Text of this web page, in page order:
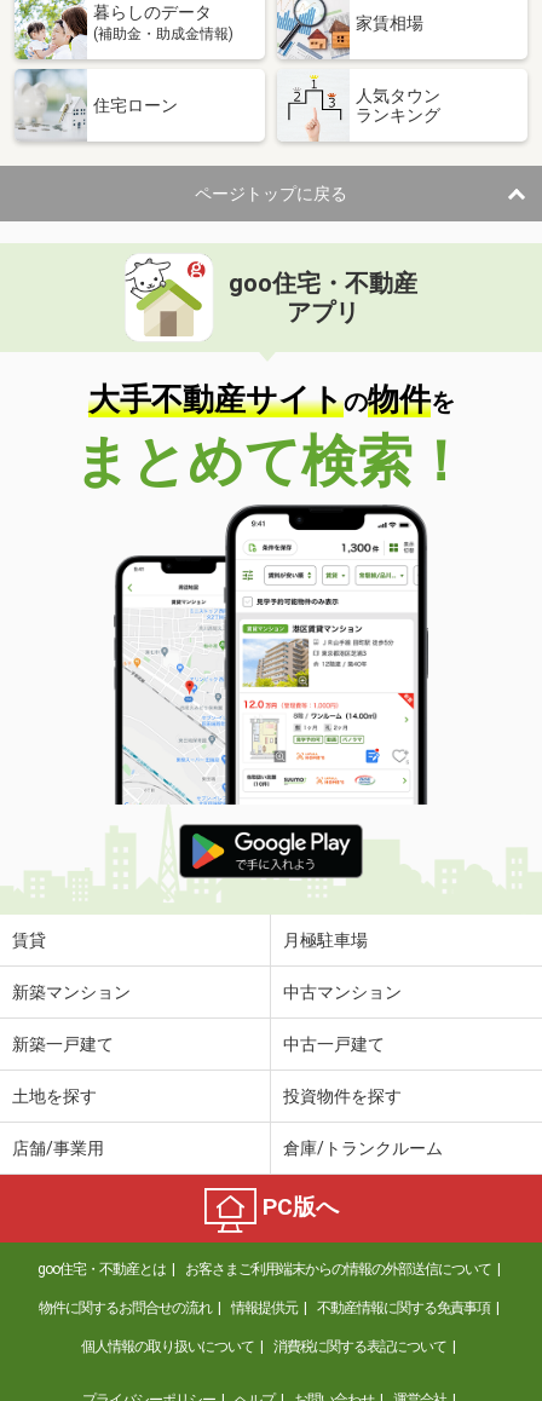
間取り
佐賀県鳥栖市蔵上１
住 所
佐賀県鳥栖市蔵上１
専有面積 51.61m²
間取り
2LDK
佐賀県鳥栖市蔵上町
価 格
住 所
佐賀県鳥栖市蔵上町
専有面積 30.72m²
間取り
1K
佐賀県佐賀市兵庫南１
価 格
7.10万円
佐賀県佐賀市兵庫南１
67.15m²
間取り
3DK
佐賀県鳥栖市古賀町
価 格
5.70万円
住 所
佐賀県鳥栖市古賀町
専有面積 43.19m²
間取り
1LDK
佐賀県鳥栖市古賀町
価 格
10.20万円
住 所
佐賀県鳥栖市古賀町
専有面積
佐賀県鳥栖市あさひ新町
3.80万円
佐賀県鳥栖市古賀町
5.40万円
住 所
佐賀県鳥栖市古賀町
専有面積 41.18m²
間取り
1LDK
佐賀県神埼市神埼町枝ヶ里
暮らしのデータ
(補助金・助成金情報)
家賃相場
住宅ローン
人気タウン
ランキング
ページトップに戻る
goo住宅・不動産
アプリ
大手不動産サイトの物件を
まとめて検索！
賃貸 月極駐車場
新築マンション 中古マンション
新築一戸建て 中古一戸建て
土地を探す 投資物件を探す
店舗/事業用 倉庫/トランクルーム
PC版へ
goo住宅・不動産とは お客さまご利用端末からの情報の外部送信について
物件に関するお問合せの流れ 情報提供元 不動産情報に関する免責事項
個人情報の取り扱いについて 消費税に関する表記について